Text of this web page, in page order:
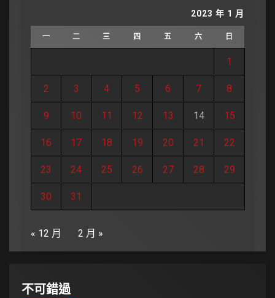
2023 年 1 月
一 二 三 四 五 六 日
1
2 3 4 5 6 7 8
9 10 11 12 13 14 15
16 17 18 19 20 21 22
23 24 25 26 27 28 29
30 31
« 12 月 2 月 »
不可錯過